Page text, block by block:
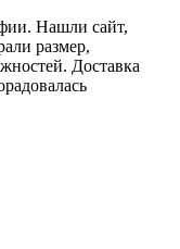
Нашли сайт,
размер,
Доставка